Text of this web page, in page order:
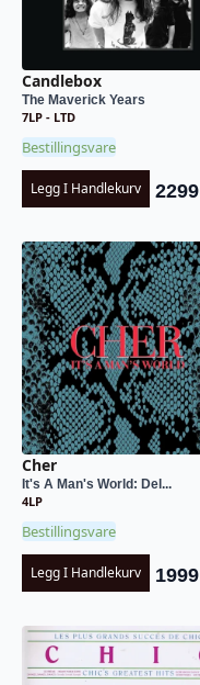
Candlebox
The Maverick Years
7LP - LTD
Bestillingsvare
Legg I Handlekurv 2299
Cher
It's A Man's World: Del...
4LP
Bestillingsvare
Legg I Handlekurv 1999